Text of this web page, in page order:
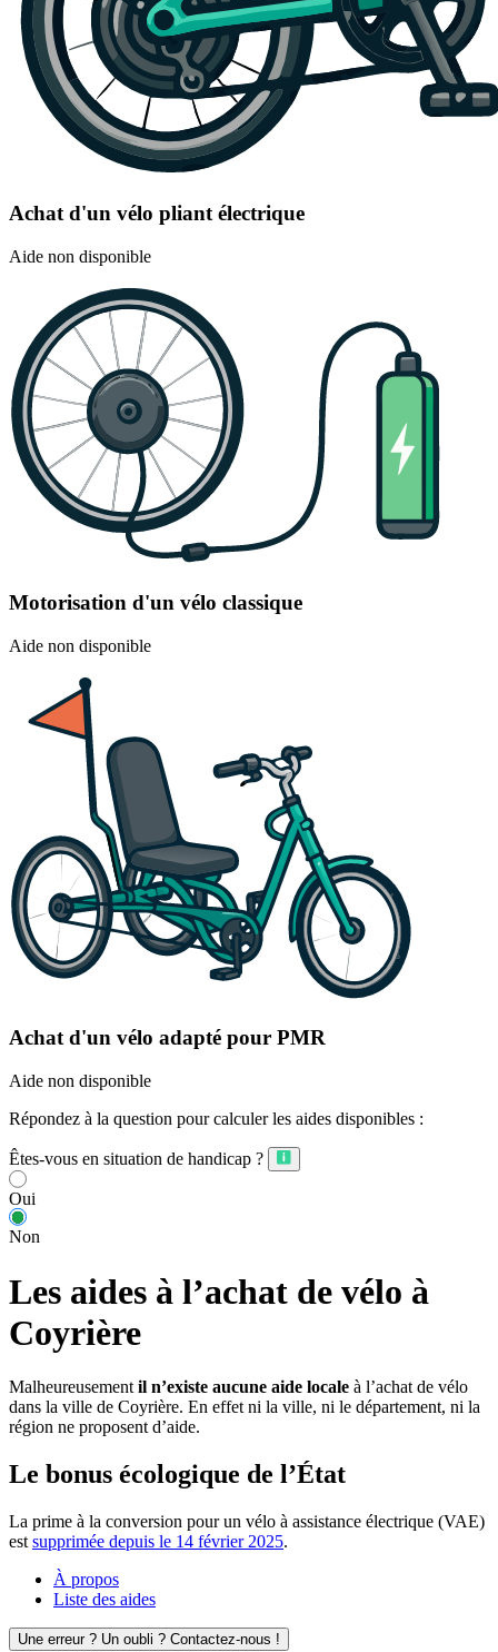
Achat d'un vélo pliant électrique
Aide non disponible
Motorisation d'un vélo classique
Aide non disponible
Achat d'un vélo adapté pour PMR
Aide non disponible
Répondez à la question pour calculer les aides disponibles :
Êtes-vous en situation de handicap ?
Oui
Non
Les aides à l’achat de vélo à
Coyrière
Malheureusement il n’existe aucune aide locale à l’achat de vélo
dans la ville de Coyrière. En effet ni la ville, ni le département, ni la
région ne proposent d’aide.
Le bonus écologique de l’État
La prime à la conversion pour un vélo à assistance électrique (VAE)
est supprimée depuis le 14 février 2025.
À propos
Liste des aides
Une erreur ? Un oubli ? Contactez-nous !